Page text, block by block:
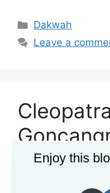
Categories
Dakwah
Leave a
February 27, 2026
Enjoy this